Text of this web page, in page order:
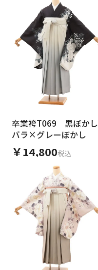
卒業袴T069 黒ぼかし
バラ×グレーぼかし
￥14,800税込